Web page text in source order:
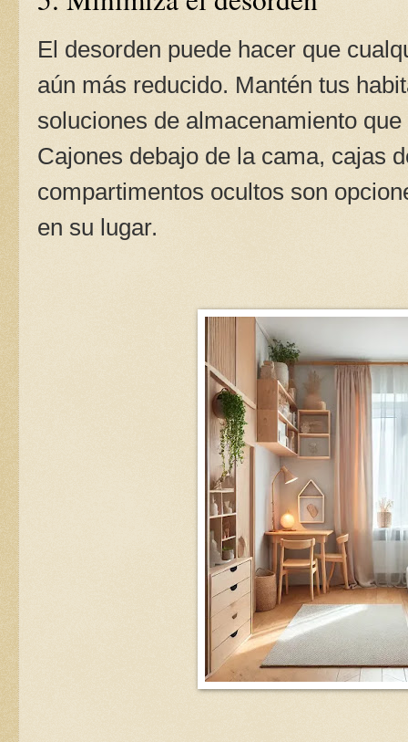
El desorden puede hacer que
aún más reducido. Mantén tus
soluciones de almacenamiento
Cajones debajo de la cama, cajas
compartimentos ocultos son
en su lugar.